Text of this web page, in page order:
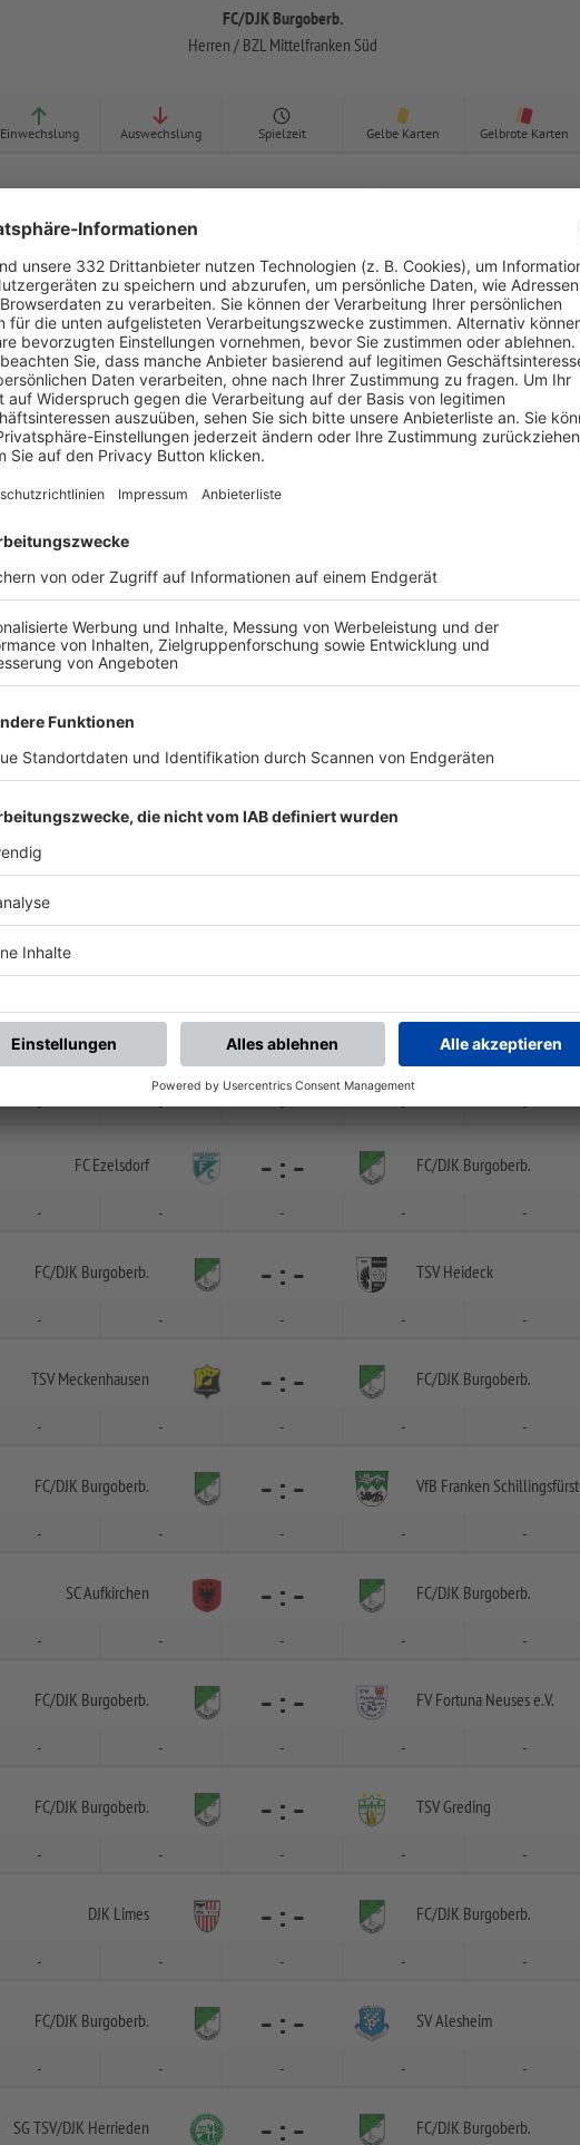
FC/DJK Burgoberb.
Herren / BZL Mittelfranken Süd
Einwechslung Auswechslung Spielzeit Gelbe Karten Gelbrote Karten
FC/DJK Burgoberb. : 
(  :  )
DJK Limes
- - - - -
SV Alesheim  :
( : )
FC/DJK Burgoberb.
- -
- - - -
SV Arberg -:- FC/ DJK Burgoberb.
- -
- - - - -
FC/
Spfr. Dinkelsbühl
FC/ DJK Burgoberb. -:- 1. FV Uffenheim
- - - - -
FC Ezelsdorf - : - FC/DJK Burgoberb.
- - - - -
FC/DJK Burgoberb. - : - TSV Heideck
- - - - -
TSV Meckenhausen - : - FC/DJK Burgoberb.
- - - - -
FC/DJK Burgoberb. - : - VfB Franken Schillingsfürst
- - - - -
SC Aufkirchen - : - FC/DJK Burgoberb.
- - - - -
FC/DJK Burgoberb. - : - FV Fortuna Neuses e.V.
- - - - -
FC/DJK Burgoberb. - : - TSV Greding
- - - - -
DJK Limes - : - FC/DJK Burgoberb.
- - - - -
FC/DJK Burgoberb. - : - SV Alesheim
- - - - -
SG TSV/DJK Herrieden - : - FC/DJK Burgoberb.